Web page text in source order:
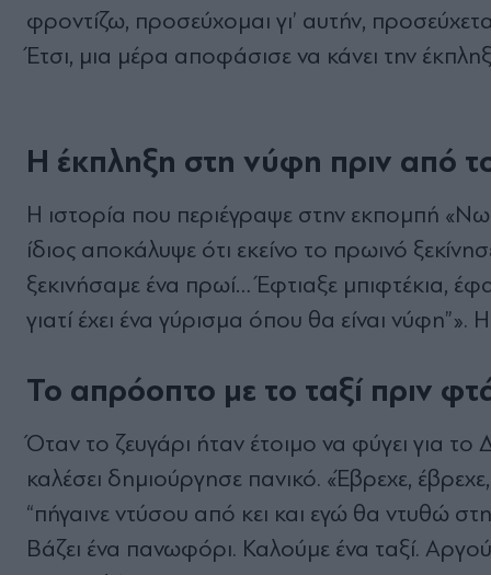
φροντίζω, προσεύχομαι γι’ αυτήν,
Έτσι, μια μέρα αποφάσισε να κάνει την
Η έκπληξη στη νύφη πριν από
Η ιστορία που περιέγραψε στην εκπομπή
ίδιος αποκάλυψε ότι εκείνο το πρωινό
ξεκινήσαμε ένα πρωί… Έφτιαξε μπιφτέκια,
γιατί έχει ένα γύρισμα όπου θα είναι
Το απρόοπτο με το ταξί πριν
Όταν το ζευγάρι ήταν έτοιμο να φύγει για
καλέσει δημιούργησε πανικό. «Έβρεχε,
“πήγαινε ντύσου από κει και εγώ θα ντυθώ
Βάζει ένα πανωφόρι. Καλούμε ένα ταξί.